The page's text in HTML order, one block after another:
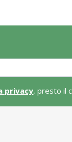
privacy, presto il